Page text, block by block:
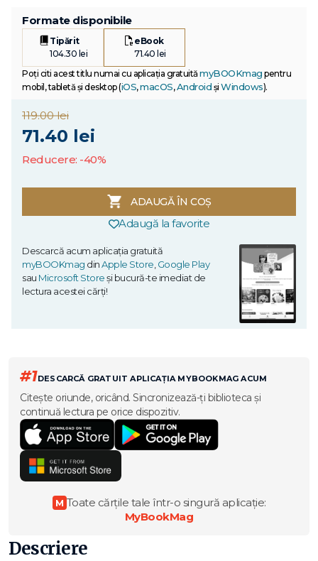
Formate disponibile
Tipărit
104.30 lei
eBook
71.40 lei
Poți citi acest titlu numai cu aplicația gratuitămyBOOKmag pentru
mobil, tabletă și desktop (iOS,macOS,Android și Windows).
119.00 lei
71.40 lei
Reducere: -40%
ADAUGĂ ÎN COȘ
Adaugă la favorite
Descarcă acum aplicația gratuită
myBOOKmag dinApple Store,Google Play
sau Microsoft Storeși bucură-te imediat de
lectura acestei cărți!
#1DESCARCĂ GRATUIT APLICAȚIA MYBOOKMAG ACUM
Citește oriunde, oricând. Sincronizează-ți biblioteca și
continuă lectura pe orice dispozitiv.
M Toate cărțile tale într-o singură aplicație:
MyBookMag
Descriere